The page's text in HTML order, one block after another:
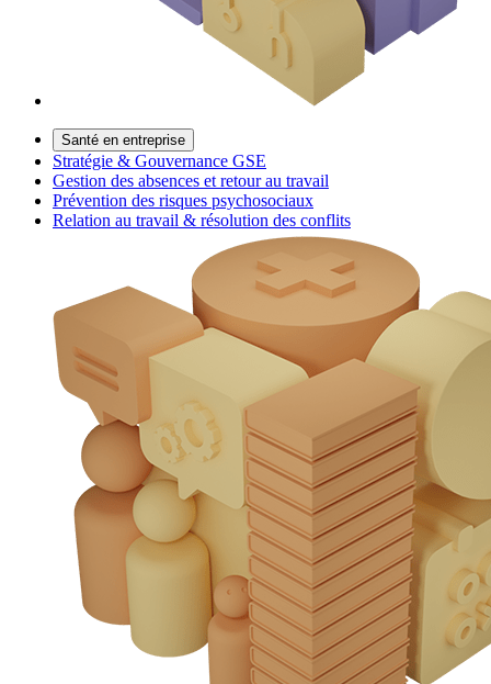
Santé en entreprise
Stratégie & Gouvernance GSE
Gestion des absences et retour au travail
Prévention des risques psychosociaux
Relation au travail & résolution des conflits